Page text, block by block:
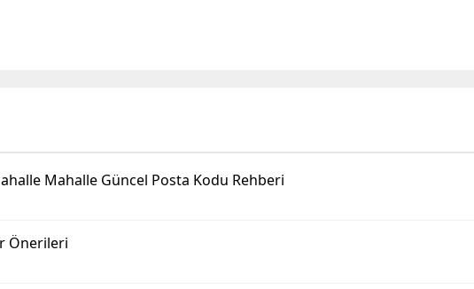
Mahalle Güncel Posta Kodu Rehberi
Önerileri